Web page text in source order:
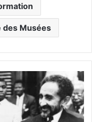
des Musées